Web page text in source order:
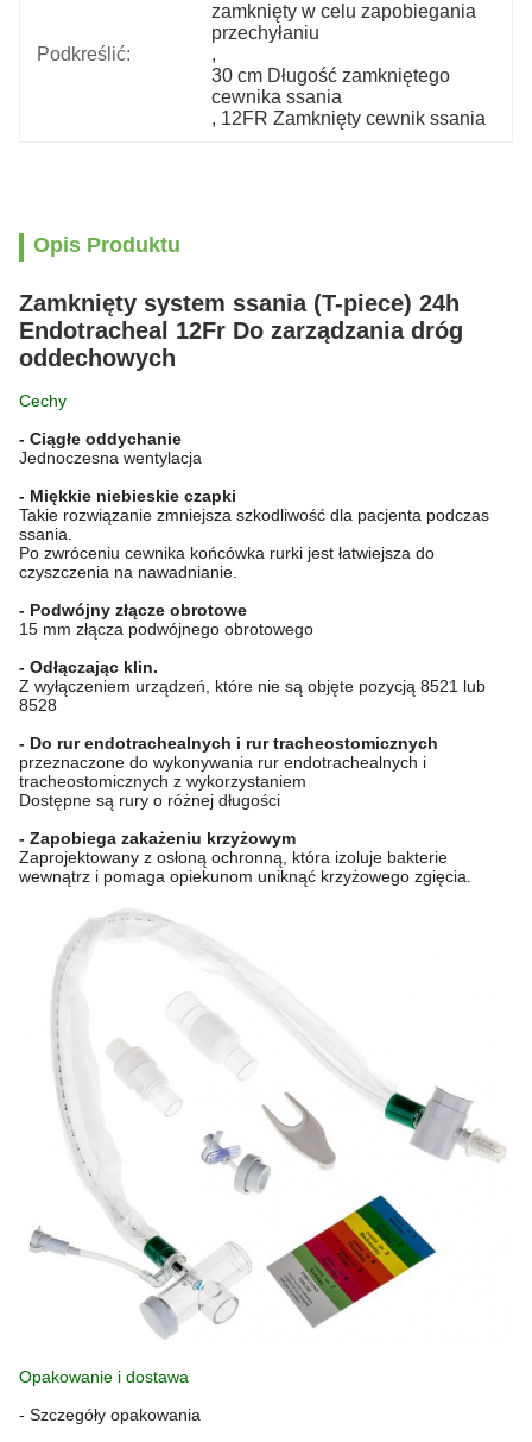
Podkreślić:
zamknięty w celu zapobiegania
przechyłaniu
,
30 cm Długość zamkniętego
cewnika ssania
, 12FR Zamknięty cewnik ssania
Opis Produktu
Zamknięty system ssania (T-piece) 24h
Endotracheal 12Fr Do zarządzania dróg
oddechowych
Cechy
- Ciągłe oddychanie
Jednoczesna wentylacja
- Miękkie niebieskie czapki
Takie rozwiązanie zmniejsza szkodliwość dla pacjenta podczas
ssania.
Po zwróceniu cewnika końcówka rurki jest łatwiejsza do
czyszczenia na nawadnianie.
- Podwójny złącze obrotowe
15 mm złącza podwójnego obrotowego
- Odłączając klin.
Z wyłączeniem urządzeń, które nie są objęte pozycją 8521 lub
8528
- Do rur endotrachealnych i rur tracheostomicznych
przeznaczone do wykonywania rur endotrachealnych i
tracheostomicznych z wykorzystaniem
Dostępne są rury o różnej długości
- Zapobiega zakażeniu krzyżowym
Zaprojektowany z osłoną ochronną, która izoluje bakterie
wewnątrz i pomaga opiekunom uniknąć krzyżowego zgięcia.
Opakowanie i dostawa
- Szczegóły opakowania